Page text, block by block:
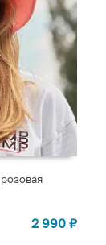
2 990 ₽